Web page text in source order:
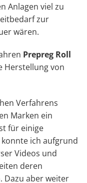
Anlagen viel zu
zur
wären.
Prepreg Roll
Herstellung von
Verfahrens
Marken ein
für einige
ich aufgrund
Videos und
deren
Dazu aber weiter